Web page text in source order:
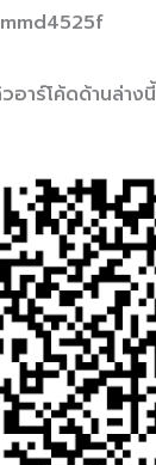
อาร์โค้ดด้านล่างนี้